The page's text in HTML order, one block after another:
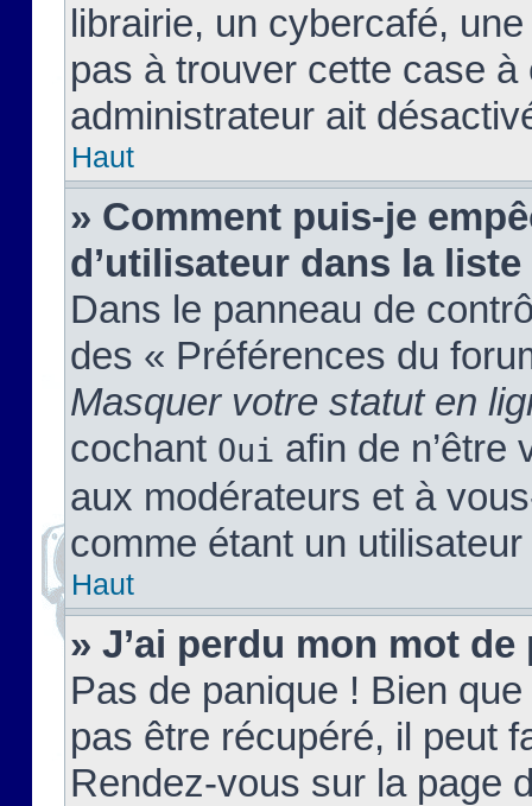
librairie, un cybercafé,
pas à trouver cette case à
administrateur ait
Haut
» Comment puis-je
d’utilisateur dans la
Dans le panneau de
des « Préférences du
Masquer votre statut en
cochant Oui afin de n’être
aux modérateurs et à
comme étant un
Haut
» J’ai perdu mon mot de
Pas de panique ! Bien
pas être récupéré, il peut
Rendez-vous sur la page